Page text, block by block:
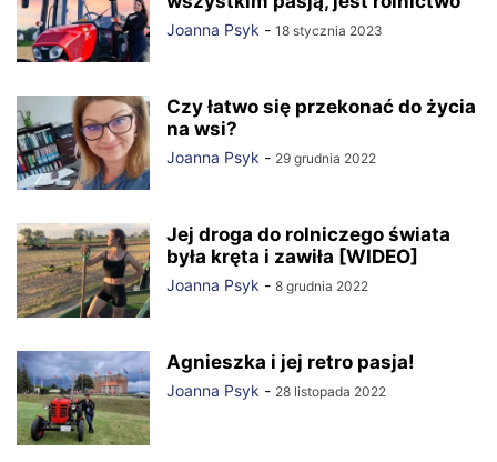
Joanna Psyk - 18 stycznia 2023
Czy łatwo się przekonać do życia
na wsi?
Joanna Psyk - 29 grudnia 2022
Jej droga do rolniczego świata
była kręta i zawiła [WIDEO]
Joanna Psyk - 8 grudnia 2022
Agnieszka i jej retro pasja!
Joanna Psyk - 28 listopada 2022